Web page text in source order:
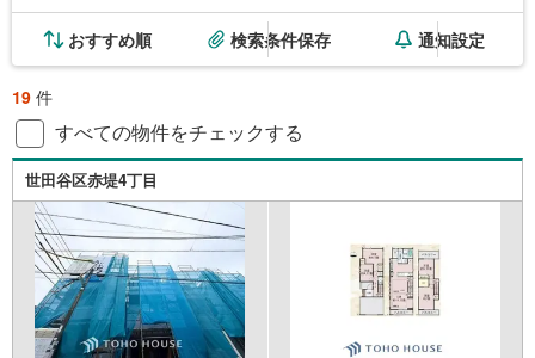
おすすめ順 検索条件保存 通知設定
19 件
すべての物件をチェックする
世田谷区赤堤4丁目